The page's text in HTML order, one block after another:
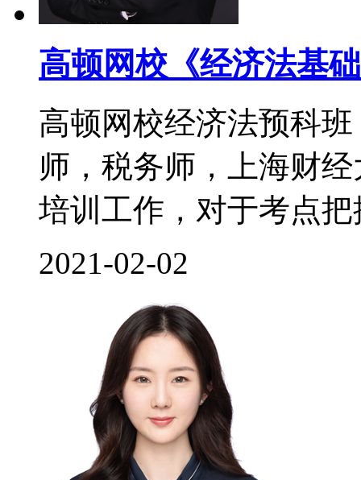
高顿网校《经济法基
高顿网校经济法预科
师，税务师，上海财
培训工作，对于考点
2021-02-02